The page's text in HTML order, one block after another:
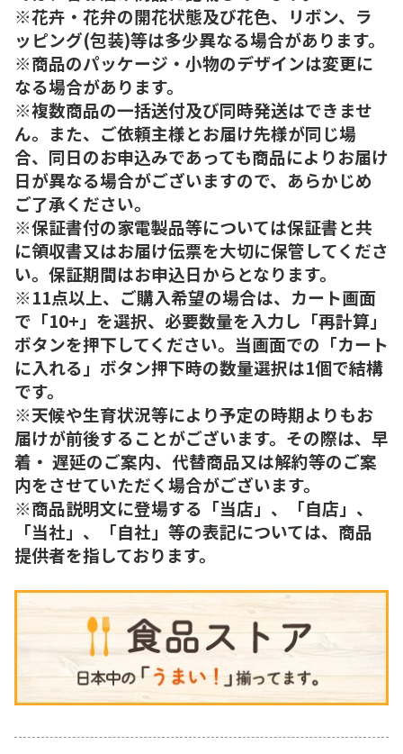
※花卉・花弁の開花状態及び花色、リボン、ラ
ッピング(包装)等は多少異なる場合があります。
※商品のパッケージ・小物のデザインは変更に
なる場合があります。
※複数商品の一括送付及び同時発送はできませ
ん。また、ご依頼主様とお届け先様が同じ場
合、同日のお申込みであっても商品によりお届け
日が異なる場合がございますので、あらかじめ
ご了承ください。
※保証書付の家電製品等については保証書と共
に領収書又はお届け伝票を大切に保管してくださ
い。保証期間はお申込日からとなります。
※11点以上、ご購入希望の場合は、カート画面
で「10+」を選択、必要数量を入力し「再計算」
ボタンを押下してください。当画面での「カート
に入れる」ボタン押下時の数量選択は1個で結構
です。
※天候や生育状況等により予定の時期よりもお
届けが前後することがございます。その際は、早
着・ 遅延のご案内、代替商品又は解約等のご案
内をさせていただく場合がございます。
※商品説明文に登場する「当店」、「自店」、
「当社」、「自社」等の表記については、商品
提供者を指しております。